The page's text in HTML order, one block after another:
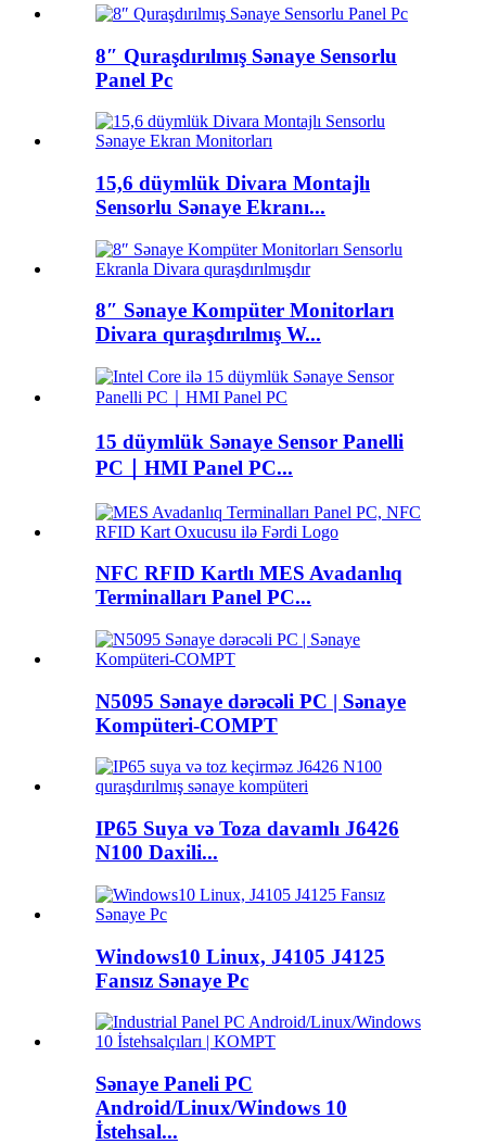
8″ Quraşdırılmış Sənaye Sensorlu
Panel Pc
15,6 düymlük Divara Montajlı
Sensorlu Sənaye Ekranı...
8″ Sənaye Kompüter Monitorları
Divara quraşdırılmış W...
15 düymlük Sənaye Sensor Panelli
PC｜HMI Panel PC...
NFC RFID Kartlı MES Avadanlıq
Terminalları Panel PC...
N5095 Sənaye dərəcəli PC | Sənaye
Kompüteri-COMPT
IP65 Suya və Toza davamlı J6426
N100 Daxili...
Windows10 Linux, J4105 J4125
Fansız Sənaye Pc
Sənaye Paneli PC
Android/Linux/Windows 10
İstehsal...